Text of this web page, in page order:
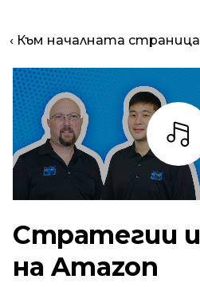
‹ Към началната страница
Слушай
Стратегии
на Amazon